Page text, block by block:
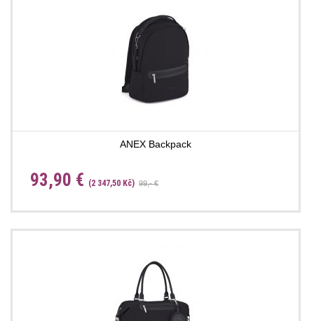
ANEX Backpack
93,90 € (2 347,50 Kč) 99,- €